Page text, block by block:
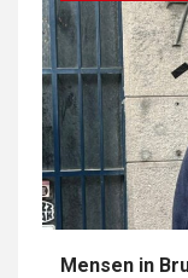
Mensen in